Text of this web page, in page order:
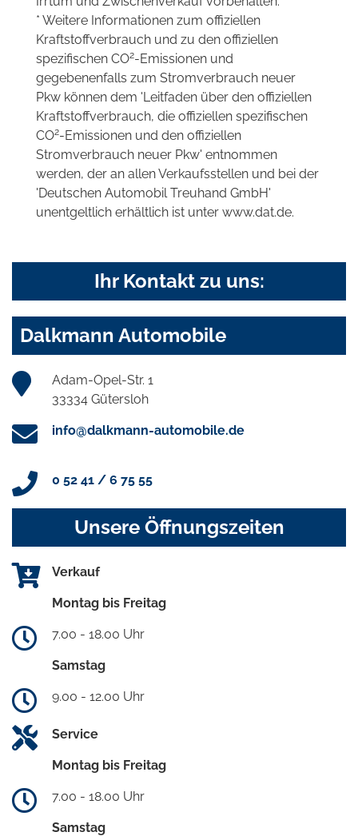
* Weitere Informationen zum offiziellen
Kraftstoffverbrauch und zu den offiziellen
spezifischen CO2-Emissionen und
gegebenenfalls zum Stromverbrauch neuer
Pkw können dem 'Leitfaden über den offiziellen
Kraftstoffverbrauch, die offiziellen spezifischen
CO2-Emissionen und den offiziellen
Stromverbrauch neuer Pkw' entnommen
werden, der an allen Verkaufsstellen und bei der
'Deutschen Automobil Treuhand GmbH'
unentgeltlich erhältlich ist unter www.dat.de.
Ihr Kontakt zu uns:
Dalkmann Automobile
Adam-Opel-Str. 1
33334 Gütersloh
info@dalkmann-automobile.de
0 52 41 / 6 75 55
Unsere Öffnungszeiten
Verkauf
Montag bis Freitag
7.00 - 18.00 Uhr
Samstag
9.00 - 12.00 Uhr
Service
Montag bis Freitag
7.00 - 18.00 Uhr
Samstag